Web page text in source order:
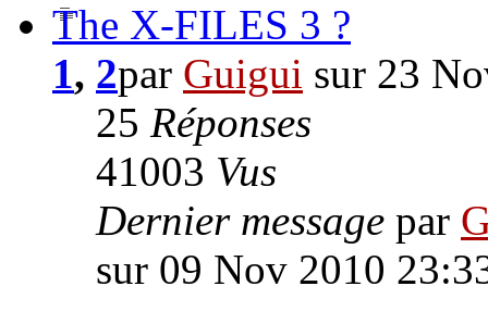
The X-FILES 3 ?
1, 2par Guigui sur 23
25 Réponses
41003 Vus
Dernier message par
sur 09 Nov 2010